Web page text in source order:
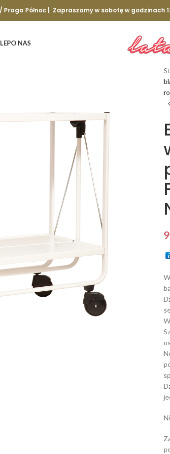
Północ | Zapraszamy w sobotę w godzinach
O NAS